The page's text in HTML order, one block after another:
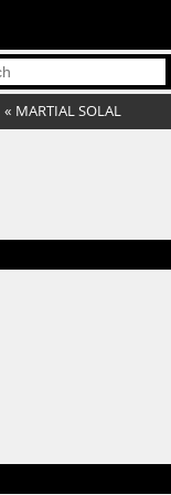
« MARTIAL SOLAL